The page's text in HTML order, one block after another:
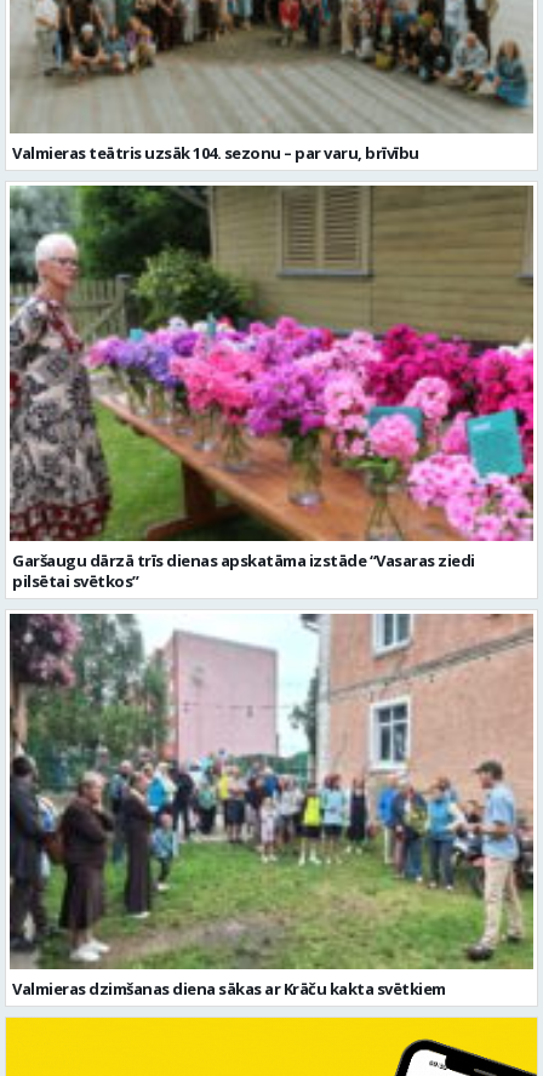
Valmieras teātris uzsāk 104. sezonu – par varu, brīvību
Garšaugu dārzā trīs dienas apskatāma izstāde “Vasaras ziedi
pilsētai svētkos”
Valmieras dzimšanas diena sākas ar Krāču kakta svētkiem